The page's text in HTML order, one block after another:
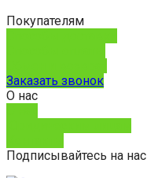
Покупателям
Заказать звонок
О нас
Подписывайтесь на нас